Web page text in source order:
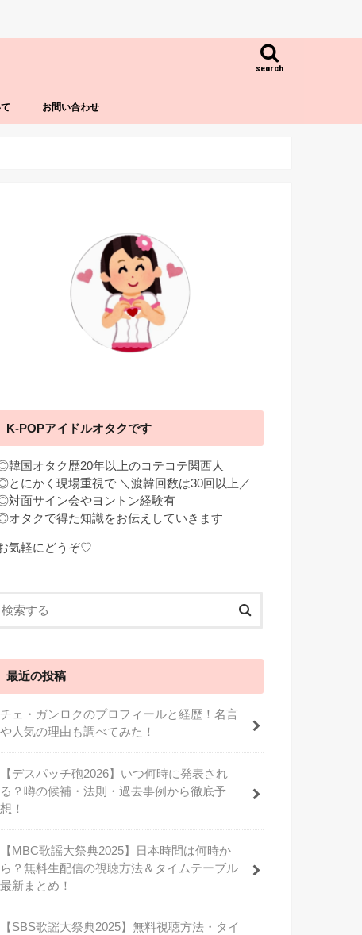
search
お問い合わせ
K-POPアイドルオタクです
韓国オタク歴20年以上のコテコテ関西人
とにかく現場重視で ＼渡韓回数は30回以上／
対面サイン会やヨントン経験有
オタクで得た知識をお伝えしていきます
気軽にどうぞ♡
最近の投稿
チェ・ガンロクのプロフィールと経歴！名言
や人気の理由も調べてみた！
【デスパッチ砲2026】いつ何時に発表され
る？噂の候補・法則・過去事例から徹底予
想！
【MBC歌謡大祭典2025】日本時間は何時か
ら？無料生配信の視聴方法＆タイムテーブル
最新まとめ！
【SBS歌謡大祭典2025】無料視聴方法・タイ